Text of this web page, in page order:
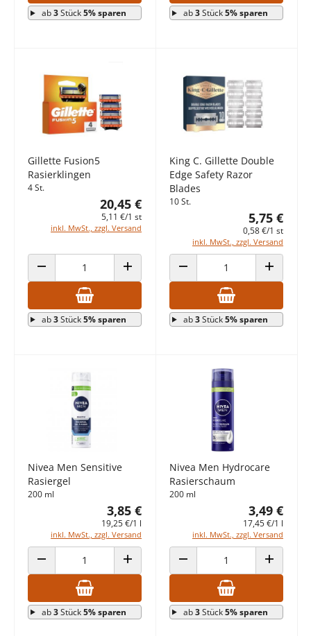
ab3Stück5% sparen ab3Stück5% sparen
Gillette Fusion5
Rasierklingen
4 St.
20,45 €
5,11 €/1 st
inkl. MwSt., zzgl. Versand
ANZAHL VERRINGERN ANZAHL ERHÖHEN
ab3Stück5% sparen
King C. Gillette Double
Edge Safety Razor
Blades
10 St.
5,75 €
0,58 €/1 st
inkl. MwSt., zzgl. Versand
ANZAHL VERRINGERN ANZAHL
ab3Stück5% sparen
Nivea Men Sensitive
Rasiergel
200 ml
3,85 €
19,25 €/1 l
inkl. MwSt., zzgl. Versand
ANZAHL VERRINGERN ANZAHL ERHÖHEN
ab3Stück5% sparen
Nivea Men Hydrocare
Rasierschaum
200 ml
3,49 €
17,45 €/1 l
inkl. MwSt., zzgl. Versand
ANZAHL VERRINGERN ANZAHL
ab3Stück5% sparen